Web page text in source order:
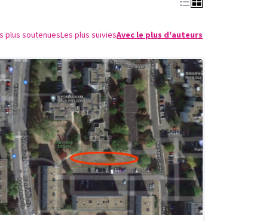
plus soutenuesLes plus suiviesAvec le plus d'auteurs